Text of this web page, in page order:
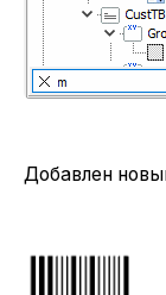
Добавлен